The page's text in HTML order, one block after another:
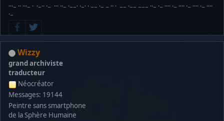
···− ·· ···− · ·−·· ·− ··· ··− ·−−· ·−· · −− ·− − ·· · −− ·−− −−− ··− ·− ···· ·− ···· ·− ···· ·− ····
·−
Wizzy
grand archiviste
traducteur
Néocréator
Messages: 19144
Peintre sans smartphone
de la Sphère Humaine